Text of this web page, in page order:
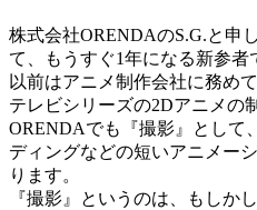
株式会社ORENDAのS.G.と申
て、もうすぐ1年になる新参者
以前はアニメ制作会社に務め
テレビシリーズの2Dアニメの
ORENDAでも『撮影』として
ディングなどの短いアニメー
ります。
『撮影』というのは、もしか